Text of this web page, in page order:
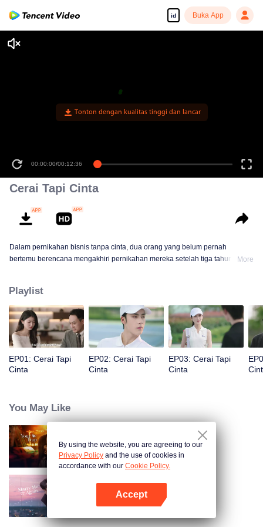
id Buka App
Tonton dengan kualitas tinggi dan lancar
00:00:00/00:12:36
Cerai Tapi Cinta
Dalam pernikahan bisnis tanpa cinta, dua orang yang belum pernah
bertemu berencana mengakhiri pernikahan mereka setelah tiga tahun.
selamanya.
More
Playlist
EP01: Cerai Tapi
Cinta
EP02: Cerai Tapi
Cinta
EP03: Cerai Tapi
Cinta
You May Like
Terjebak Kamu
Nikah Lagi Yuk!
By using the website, you are agreeing to our
Privacy Policy and the use of cookies in
accordance with our Cookie Policy.
Accept